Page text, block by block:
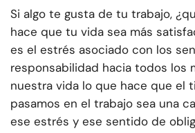
Si algo te gusta de tu trabajo,
hace que tu vida sea más
es el estrés asociado con los
responsabilidad hacia todos los
nuestra vida lo que hace que el
pasamos en el trabajo sea una
ese estrés y ese sentido de